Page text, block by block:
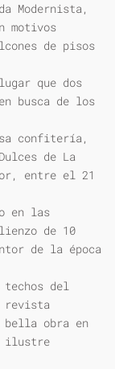
Modernista,
motivos
de pisos
que dos
busca de los
confitería,
de La
entre el 21
en las
de 10
de la época
del
revista
bella obra en
ilustre